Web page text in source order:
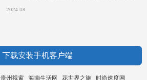
2024-08
下载安装手机客户端
贵州视窗 海南生活网 花世界之旅 时尚速度网